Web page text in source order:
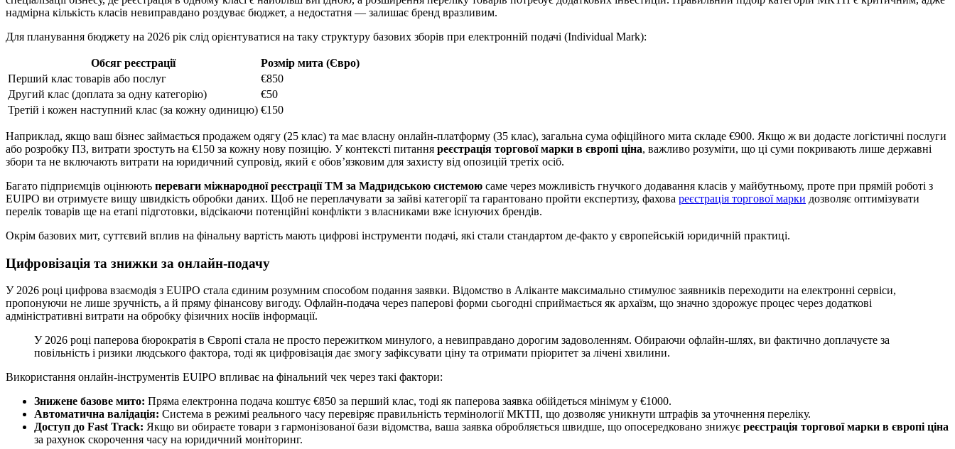
надмірна кількість класів невиправдано роздуває бюджет, а недостатня — залишає бренд вразливим.
Для планування бюджету на 2026 рік слід орієнтуватися на таку структуру базових зборів при електронній подачі (Individual Mark):
Обсяг реєстрації
Розмір мита (Євро)
Перший клас товарів або послуг
€850
Другий клас (доплата за одну категорію)
€50
Третій і кожен наступний клас (за кожну одиницю) €150
Наприклад, якщо ваш бізнес займається продажем одягу (25 клас) та має власну онлайн-платформу (35 клас), загальна сума офіційного мита складе €900. Якщо ж ви додасте логістичні послуги
або розробку ПЗ, витрати зростуть на €150 за кожну нову позицію. У контексті питання реєстрація торгової марки в європі ціна, важливо розуміти, що ці суми покривають лише державні
збори та не включають витрати на юридичний супровід, який є обов’язковим для захисту від опозицій третіх осіб.
Багато підприємців оцінюють переваги міжнародної реєстрації ТМ за Мадридською системою саме через можливість гнучкого додавання класів у майбутньому, проте при прямій роботі з
EUIPO ви отримуєте вищу швидкість обробки даних. Щоб не переплачувати за зайві категорії та гарантовано пройти експертизу, фахова реєстрація торгової марки дозволяє оптимізувати
перелік товарів ще на етапі підготовки, відсікаючи потенційні конфлікти з власниками вже існуючих брендів.
Окрім базових мит, суттєвий вплив на фінальну вартість мають цифрові інструменти подачі, які стали стандартом де-факто у європейській юридичній практиці.
Цифровізація та знижки за онлайн-подачу
У 2026 році цифрова взаємодія з EUIPO стала єдиним розумним способом подання заявки. Відомство в Аліканте максимально стимулює заявників переходити на електронні сервіси,
пропонуючи не лише зручність, а й пряму фінансову вигоду. Офлайн-подача через паперові форми сьогодні сприймається як архаїзм, що значно здорожує процес через додаткові
адміністративні витрати на обробку фізичних носіїв інформації.
У 2026 році паперова бюрократія в Європі стала не просто пережитком минулого, а невиправдано дорогим задоволенням. Обираючи офлайн-шлях, ви фактично доплачуєте за
повільність і ризики людського фактора, тоді як цифровізація дає змогу зафіксувати ціну та отримати пріоритет за лічені хвилини.
Використання онлайн-інструментів EUIPO впливає на фінальний чек через такі фактори:
Знижене базове мито: Пряма електронна подача коштує €850 за перший клас, тоді як паперова заявка обійдеться мінімум у €1000.
Автоматична валідація: Система в режимі реального часу перевіряє правильність термінології МКТП, що дозволяє уникнути штрафів за уточнення переліку.
Доступ до Fast Track: Якщо ви обираєте товари з гармонізованої бази відомства, ваша заявка обробляється швидше, що опосередковано знижує реєстрація торгової марки в європі ціна
за рахунок скорочення часу на юридичний моніторинг.